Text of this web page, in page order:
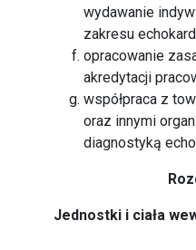
wydawanie
zakresu
opracowanie
akredytacji
współpraca z
oraz innymi
diagnostyką
Jednostki i ciała